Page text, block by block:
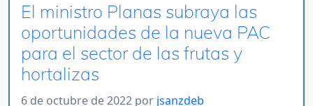
El ministro Planas subraya las
oportunidades de la nueva PAC
para el sector de las frutas y
hortalizas
6 de octubre de 2022 por jsanzdeb